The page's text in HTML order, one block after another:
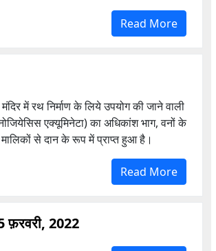
Read More
में रथ निर्माण के लिये उपयोग की जाने वाली
एक्यूमिनेटा) का अधिकांश भाग, वनों के
मालिकों से दान के रूप में प्राप्त हुआ है।
Read More
फ़रवरी, 2022